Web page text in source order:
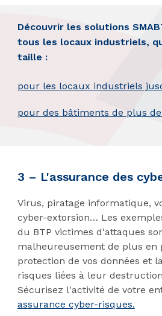
Découvrir les solutions
tous les locaux industriels,
taille :
pour les locaux industriels
pour des bâtiments de plus
3 – L'assurance des
Virus, piratage informatique,
cyber-extorsion… Les
du BTP victimes d'attaques
malheureusement de plus en
protection de vos données et
risques liées à leur
Sécurisez l'activité de votre
assurance cyber-risques.